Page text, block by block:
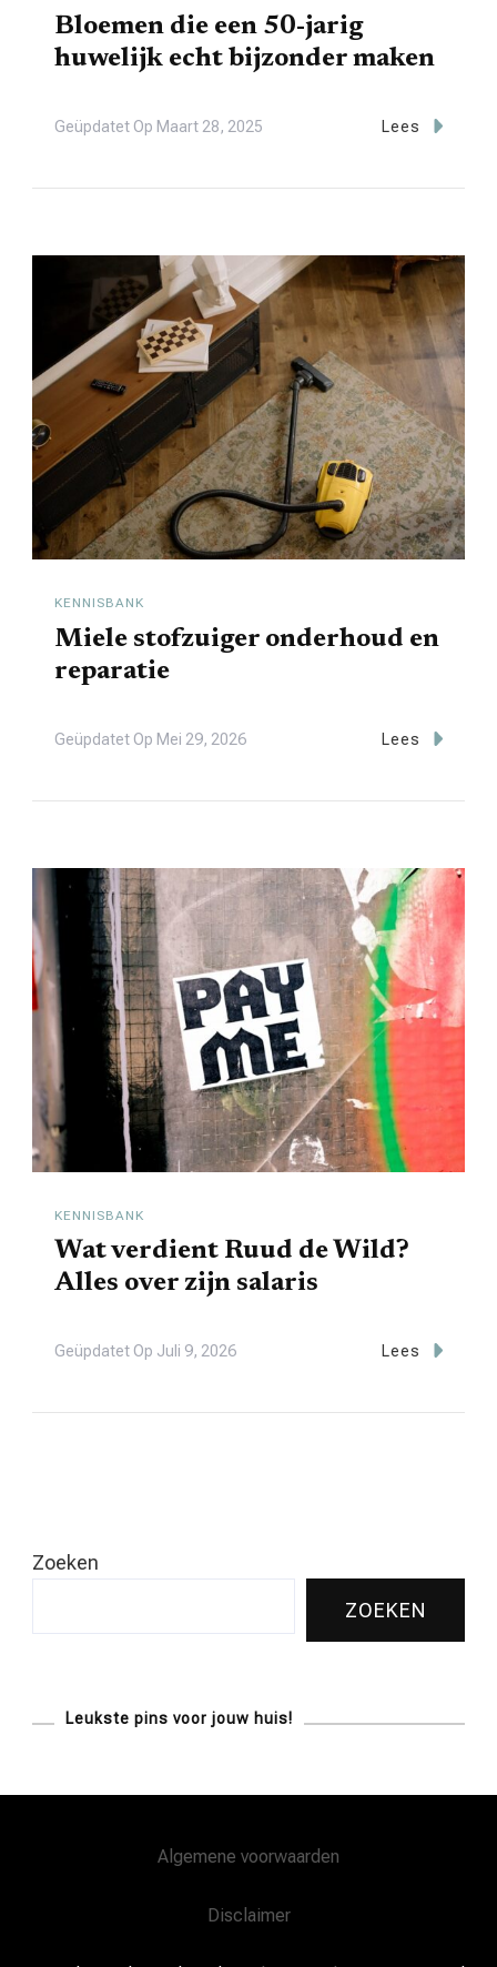
Bloemen die een 50-jarig
huwelijk echt bijzonder maken
Geüpdatet Op Maart 28, 2025 Lees
KENNISBANK
Miele stofzuiger onderhoud en
reparatie
Geüpdatet Op Mei 29, 2026 Lees
KENNISBANK
Wat verdient Ruud de Wild?
Alles over zijn salaris
Geüpdatet Op Juli 9, 2026 Lees
Zoeken
ZOEKEN
Leukste pins voor jouw huis!
Algemene voorwaarden
Disclaimer